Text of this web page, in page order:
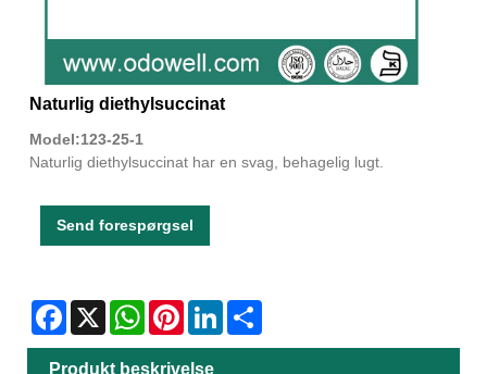
Naturlig diethylsuccinat
Model:123-25-1
Naturlig diethylsuccinat har en svag, behagelig lugt.
Send forespørgsel
Facebook
X WhatsAppPinterestLinkedIn
Produkt beskrivelse